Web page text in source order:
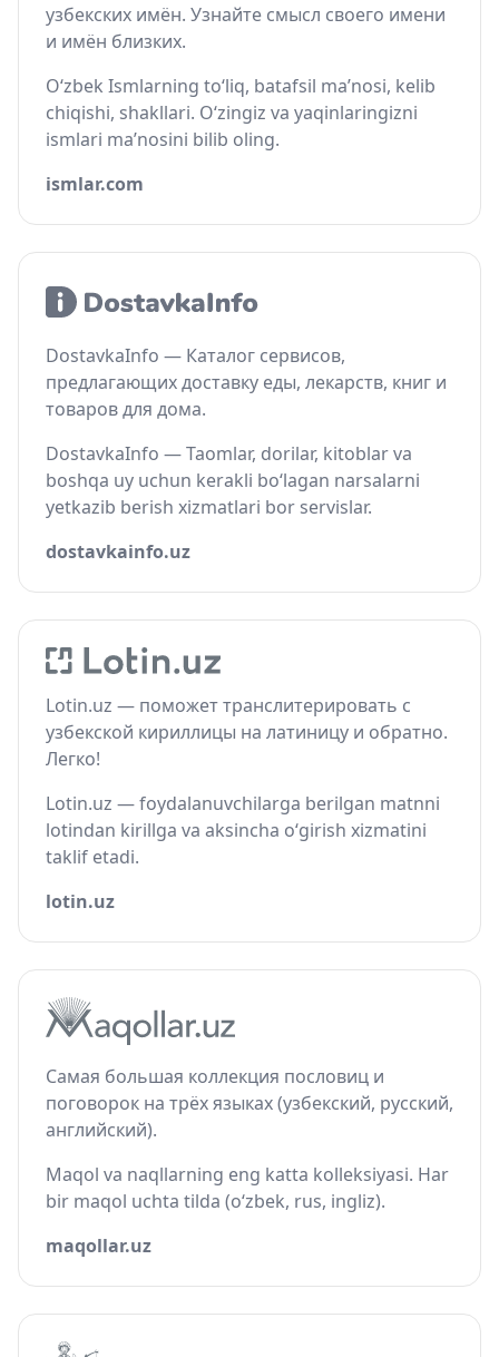
узбекских имён. Узнайте смысл своего имени
и имён близких.
O‘zbek Ismlarning to‘liq, batafsil ma’nosi, kelib
chiqishi, shakllari. O‘zingiz va yaqinlaringizni
ismlari ma’nosini bilib oling.
ismlar.com
DostavkaInfo — Каталог сервисов,
предлагающих доставку еды, лекарств, книг и
товаров для дома.
DostavkaInfo — Taomlar, dorilar, kitoblar va
boshqa uy uchun kerakli bo‘lagan narsalarni
yetkazib berish xizmatlari bor servislar.
dostavkainfo.uz
Lotin.uz — поможет транслитерировать с
узбекской кириллицы на латиницу и обратно.
Легко!
Lotin.uz — foydalanuvchilarga berilgan matnni
lotindan kirillga va aksincha o‘girish xizmatini
taklif etadi.
lotin.uz
Самая большая коллекция пословиц и
поговорок на трёх языках (узбекский, русский,
английский).
Maqol va naqllarning eng katta kolleksiyasi. Har
bir maqol uchta tilda (o‘zbek, rus, ingliz).
maqollar.uz